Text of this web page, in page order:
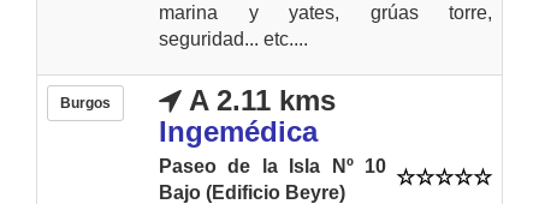
marina y yates, grúas torre,
seguridad... etc....
Burgos
A 2.11 kms
Ingemédica
Paseo de la Isla Nº 10
Bajo (Edificio Beyre)